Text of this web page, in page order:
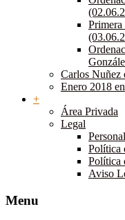
Carlos Nuñez
Enero 2018
+
Área Privada
Legal
Política
Política
Aviso
Menu